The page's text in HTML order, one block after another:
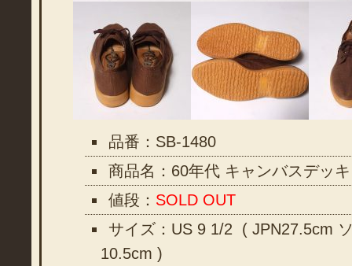
品番：SB-1480
商品名：60年代 キャンバスデッ
値段： SOLD OUT
サイズ：US 9 1/2 ( JPN27.5cm
10.5cm )